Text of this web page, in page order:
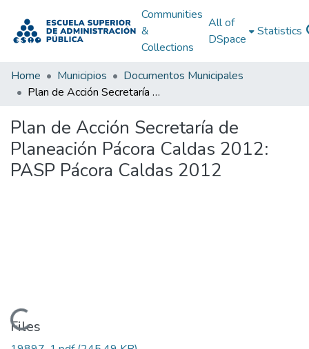
Communities
&
Collections
All of
DSpace
Statistics
Home Municipios
Documentos Municipales
Plan de Acción Secretaría de Planeación Pácora Caldas 2012: PASP Pácora Caldas 2012
Plan de Acción Secretaría de
Planeación Pácora Caldas 2012:
PASP Pácora Caldas 2012
Loading...
Files